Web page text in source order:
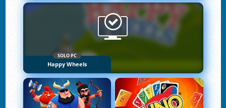
SOLO PC
Happy Wheels